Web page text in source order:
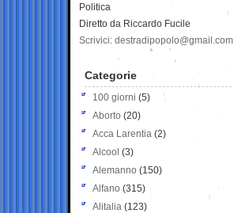
Politica
Diretto da Riccardo Fucile
Scrivici: destradipopolo@gmail.com
Categorie
100 giorni (5)
Aborto (20)
Acca Larentia (2)
Alcool (3)
Alemanno (150)
Alfano (315)
Alitalia (123)